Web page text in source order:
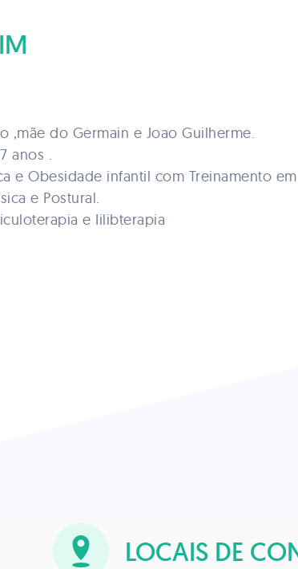
,mãe do Germain e Joao Guilherme.
anos .
e Obesidade infantil com Treinamento
e Postural.
e Iilibterapia
LOCAIS DE